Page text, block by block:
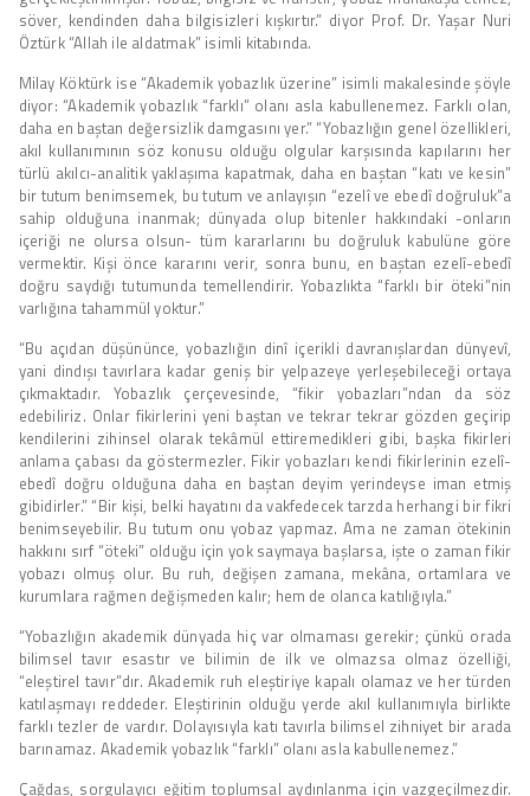
söver, kendinden daha bilgisizleri kışkırtır.” diyor Prof. Dr. Yaşar Nuri
Öztürk “Allah ile aldatmak” isimli kitabında.
Milay Köktürk ise “Akademik yobazlık üzerine” isimli makalesinde şöyle
diyor: “Akademik yobazlık “farklı” olanı asla kabullenemez. Farklı olan,
daha en baştan değersizlik damgasını yer.” “Yobazlığın genel özellikleri,
akıl kullanımının söz konusu olduğu olgular karşısında kapılarını her
türlü akılcı-analitik yaklaşıma kapatmak, daha en baştan “katı ve kesin”
bir tutum benimsemek, bu tutum ve anlayışın “ezelî ve ebedî doğruluk”a
sahip olduğuna inanmak; dünyada olup bitenler hakkındaki -onların
içeriği ne olursa olsun- tüm kararlarını bu doğruluk kabulüne göre
vermektir. Kişi önce kararını verir, sonra bunu, en baştan ezelî-ebedî
doğru saydığı tutumunda temellendirir. Yobazlıkta “farklı bir öteki”nin
varlığına tahammül yoktur.”
“Bu açıdan düşününce, yobazlığın dinî içerikli davranışlardan dünyevî,
yani dindışı tavırlara kadar geniş bir yelpazeye yerleşebileceği ortaya
çıkmaktadır. Yobazlık çerçevesinde, “fikir yobazları”ndan da söz
edebiliriz. Onlar fikirlerini yeni baştan ve tekrar tekrar gözden geçirip
kendilerini zihinsel olarak tekâmül ettiremedikleri gibi, başka fikirleri
anlama çabası da göstermezler. Fikir yobazları kendi fikirlerinin ezelî-
ebedî doğru olduğuna daha en baştan deyim yerindeyse iman etmiş
gibidirler.” “Bir kişi, belki hayatını da vakfedecek tarzda herhangi bir fikri
benimseyebilir. Bu tutum onu yobaz yapmaz. Ama ne zaman ötekinin
hakkını sırf “öteki” olduğu için yok saymaya başlarsa, işte o zaman fikir
yobazı olmuş olur. Bu ruh, değişen zamana, mekâna, ortamlara ve
kurumlara rağmen değişmeden kalır; hem de olanca katılığıyla.”
“Yobazlığın akademik dünyada hiç var olmaması gerekir; çünkü orada
bilimsel tavır esastır ve bilimin de ilk ve olmazsa olmaz özelliği,
“eleştirel tavır”dır. Akademik ruh eleştiriye kapalı olamaz ve her türden
katılaşmayı reddeder. Eleştirinin olduğu yerde akıl kullanımıyla birlikte
farklı tezler de vardır. Dolayısıyla katı tavırla bilimsel zihniyet bir arada
barınamaz. Akademik yobazlık “farklı” olanı asla kabullenemez.”
Çağdaş, sorgulayıcı eğitim toplumsal aydınlanma için vazgeçilmezdir.